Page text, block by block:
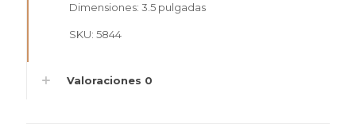
Dimensiones: 3.5 pulgadas
SKU: 5844
Valoraciones 0